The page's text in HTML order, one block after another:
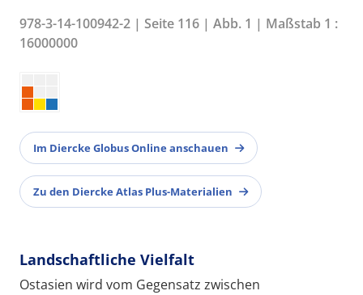
978-3-14-100942-2 | Seite 116 | Abb. 1 | Maßstab 1 :
16000000
Im Diercke Globus Online anschauen
Zu den Diercke Atlas Plus-Materialien
Landschaftliche Vielfalt
Ostasien wird vom Gegensatz zwischen